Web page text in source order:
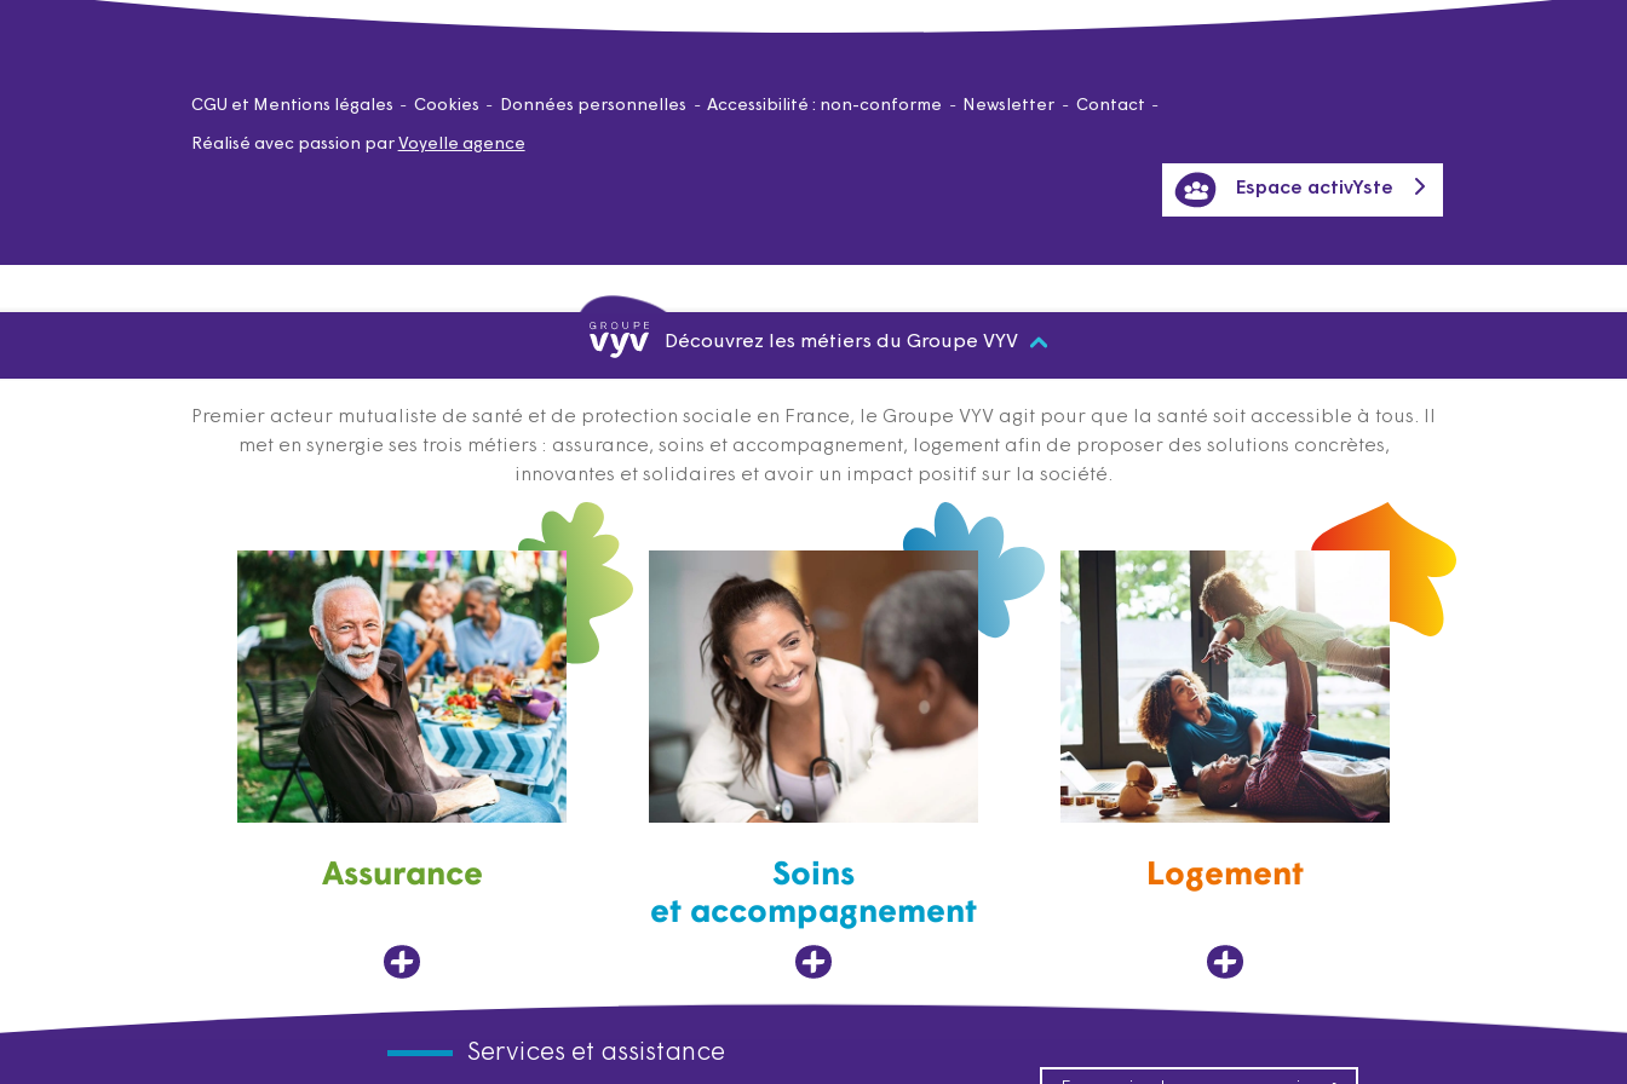
CGU et Mentions légales Cookies Données personnelles Accessibilité : non-conforme Newsletter Contact
Réalisé avec passion par Voyelle agence
Espace activYste
Découvrez les métiers du Groupe VYV
Premier acteur mutualiste de santé et de protection sociale en France, le Groupe VYV agit pour que la santé soit accessible à tous. Il
met en synergie ses trois métiers : assurance, soins et accompagnement, logement afin de proposer des solutions concrètes,
innovantes et solidaires et avoir un impact positif sur la société.
Assurance
Soins
et accompagnement
Logement
Services et assistance